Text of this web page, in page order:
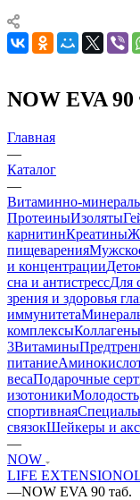
NOW EVA 90
Главная
—
Каталог
—
Витаминно-
ПротеиныИзоляты
карнитинКреатины
пищеварения
и концентрации
сна и антистрессДля
зрения и здоровья
иммунитета
комплексыКоллагены
3Витамины
питание
весаПодарочные
изотоники
спортивная
связокШейкеры и
—
NOW
LIFE EXTENSION
—NOW EVA 90 таб.